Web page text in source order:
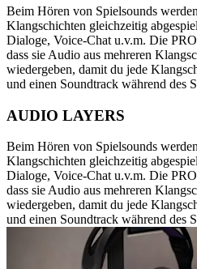
Beim Hören von Spielsounds
Klangschichten gleichzeitig
Dialoge, Voice-Chat u.v.m. Die
dass sie Audio aus mehreren
wiedergeben, damit du jede
und einen Soundtrack während des
AUDIO LAYERS
Beim Hören von Spielsounds
Klangschichten gleichzeitig
Dialoge, Voice-Chat u.v.m. Die
dass sie Audio aus mehreren
wiedergeben, damit du jede
und einen Soundtrack während des